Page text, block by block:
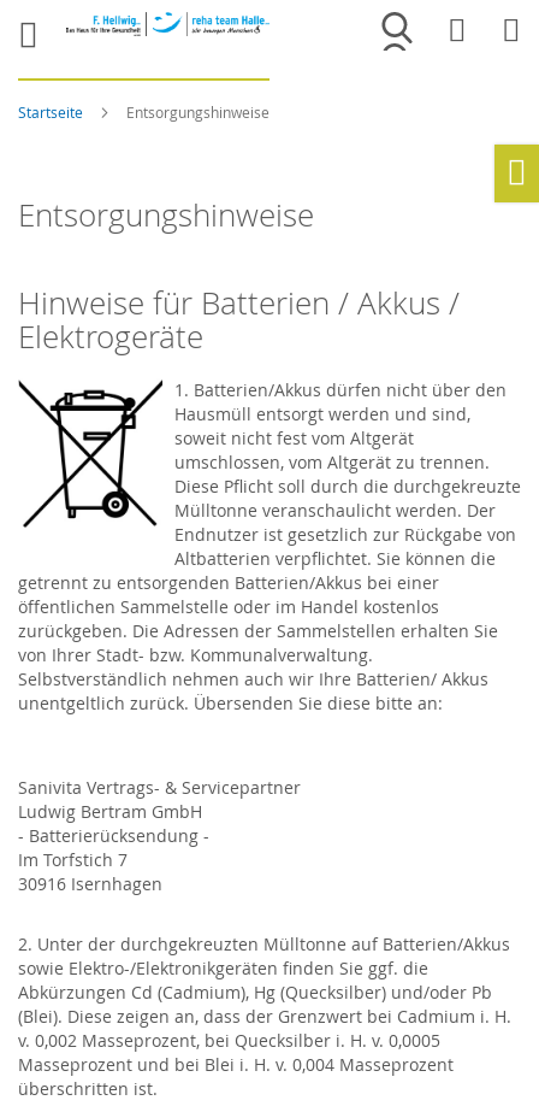
Merkliste
Startseite Entsorgungshinweise
Entsorgungshinweise
Hinweise für Batterien / Akkus /
Elektrogeräte
1. Batterien/Akkus dürfen nicht über den
Hausmüll entsorgt werden und sind,
soweit nicht fest vom Altgerät
umschlossen, vom Altgerät zu trennen.
Diese Pflicht soll durch die durchgekreuzte
Mülltonne veranschaulicht werden. Der
Endnutzer ist gesetzlich zur Rückgabe von
Altbatterien verpflichtet. Sie können die
getrennt zu entsorgenden Batterien/Akkus bei einer
öffentlichen Sammelstelle oder im Handel kostenlos
zurückgeben. Die Adressen der Sammelstellen erhalten Sie
von Ihrer Stadt- bzw. Kommunalverwaltung.
Selbstverständlich nehmen auch wir Ihre Batterien/ Akkus
unentgeltlich zurück. Übersenden Sie diese bitte an:
Sanivita Vertrags- & Servicepartner
Ludwig Bertram GmbH
- Batterierücksendung -
Im Torfstich 7
30916 Isernhagen
2. Unter der durchgekreuzten Mülltonne auf Batterien/Akkus
sowie Elektro-/Elektronikgeräten finden Sie ggf. die
Abkürzungen Cd (Cadmium), Hg (Quecksilber) und/oder Pb
(Blei). Diese zeigen an, dass der Grenzwert bei Cadmium i. H.
v. 0,002 Masseprozent, bei Quecksilber i. H. v. 0,0005
Masseprozent und bei Blei i. H. v. 0,004 Masseprozent
überschritten ist.